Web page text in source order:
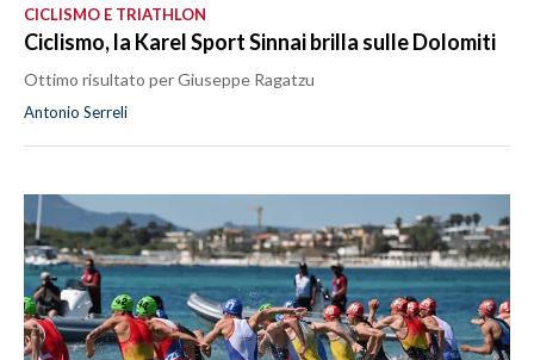
CICLISMO E TRIATHLON
Ciclismo, la Karel Sport Sinnai brilla sulle Dolomiti
Ottimo risultato per Giuseppe Ragatzu
Antonio Serreli